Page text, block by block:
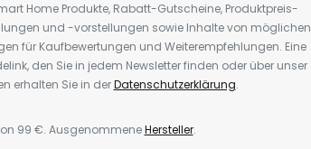
Home Produkte, Rabatt-Gutscheine, Produktpreis-
und -vorstellungen sowie Inhalte von möglichen
für Kaufbewertungen und Weiterempfehlungen. Eine
den Sie in jedem Newsletter finden oder über unser
erhalten Sie in derDatenschutzerklärung.
99 €. AusgenommeneHersteller.